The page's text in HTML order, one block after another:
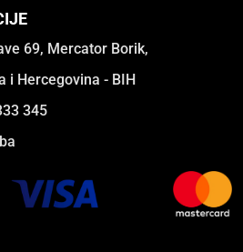
69, Mercator Borik,
i Hercegovina - BIH
345